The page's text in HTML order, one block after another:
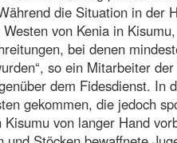
die Situation in der
von Kenia in
bei denen
so ein Mitarbeiter
dem Fidesdienst. In
gekommen, die jedoch
von langer Hand